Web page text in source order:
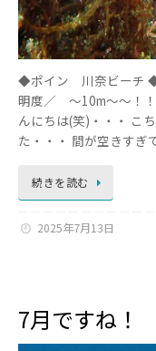
◆ポイン 川奈ビーチ
明度／ ～10m～～
んにちは(笑)・・・ こ
た・・・ 間が空きす
続きを読む
2025年7月13日
7月ですね！